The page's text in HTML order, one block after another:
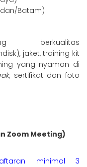
Batam)
berkualitas
jaket, training kit
yang nyaman di
, sertifikat dan foto
Zoom Meeting)
minimal 3